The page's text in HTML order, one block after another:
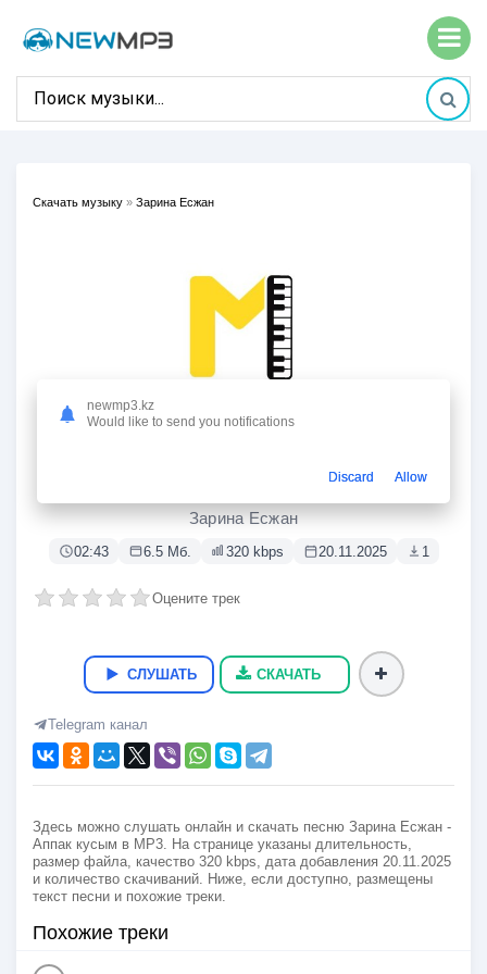
Скачать музыку » Зарина Есжан
Зарина Есжан
02:43 6.5 Мб. 320 kbps 20.11.2025 1
Оцените трек
СЛУШАТЬ СКАЧАТЬ
Telegram канал
Здесь можно слушать онлайн и скачать песню Зарина Есжан -
Аппак кусым в MP3. На странице указаны длительность,
размер файла, качество 320 kbps, дата добавления 20.11.2025
и количество скачиваний. Ниже, если доступно, размещены
текст песни и похожие треки.
Похожие треки
newmp3.kz
Would like to send you notifications
Discard Allow